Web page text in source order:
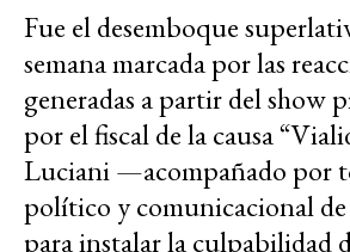
Fue el desemboque
semana marcada por las
generadas a partir del show
por el fiscal de la causa
Luciani —acompañado por
político y comunicacional
para instalar la culpabilidad